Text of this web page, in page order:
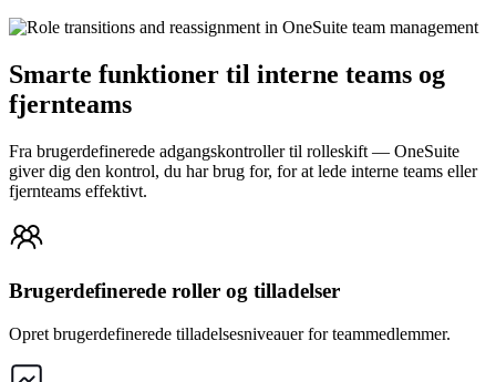
Smarte funktioner til interne teams og
fjernteams
Fra brugerdefinerede adgangskontroller til rolleskift — OneSuite
giver dig den kontrol, du har brug for, for at lede interne teams eller
fjernteams effektivt.
Brugerdefinerede roller og tilladelser
Opret brugerdefinerede tilladelsesniveauer for teammedlemmer.